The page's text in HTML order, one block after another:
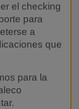
el checking
para
a
que
para la